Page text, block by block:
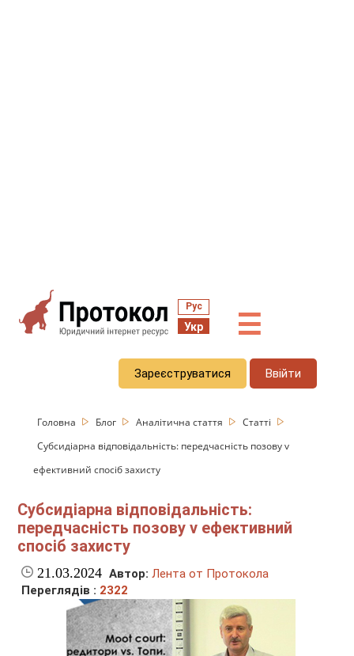
Рус
Укр ☰
Зареєструватися Ввійти
Головна Блог Аналітична стаття
Статті
Субсидіарна відповідальність: передчасність позову v
ефективний спосіб захисту
Субсидіарна відповідальність:
передчасність позову v ефективний
спосіб захисту
21.03.2024 Автор: Лента от Протокола
Переглядів : 2322